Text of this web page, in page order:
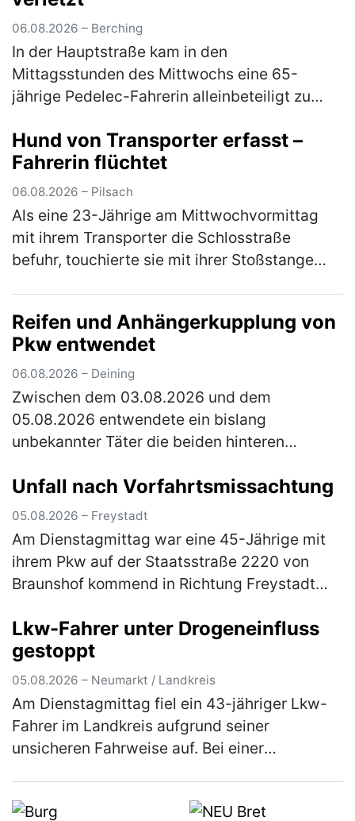
06.08.2026 – Berching
In der Hauptstraße kam in den
Mittagsstunden des Mittwochs eine 65-
jährige Pedelec-Fahrerin alleinbeteiligt zu
und musste mit dem Rettungswagen ins
Klinikum… (mehr)
Hund von Transporter erfasst –
Fahrerin flüchtet
06.08.2026 – Pilsach
Als eine 23-Jährige am Mittwochvormittag
mit ihrem Transporter die Schlosstraße
befuhr, touchierte sie mit ihrer Stoßstange
Reifen und Anhängerkupplung von
Pkw entwendet
06.08.2026 – Deining
Zwischen dem 03.08.2026 und dem
05.08.2026 entwendete ein bislang
unbekannter Täter die beiden hinteren
samt E-Satz von einem Citroen, der auf einem
Parkplatz n…(mehr)
Unfall nach Vorfahrtsmissachtung
05.08.2026 – Freystadt
Am Dienstagmittag war eine 45-Jährige mit
ihrem Pkw auf der Staatsstraße 2220 von
Braunshof kommend in Richtung Freystadt
Staatsstraße 2238 die Vorfahrt eine…(mehr)
Lkw-Fahrer unter Drogeneinfluss
gestoppt
05.08.2026 – Neumarkt / Landkreis
Am Dienstagmittag fiel ein 43-jähriger Lkw-
Fahrer im Landkreis aufgrund seiner
unsicheren Fahrweise auf. Bei einer
(mehr)